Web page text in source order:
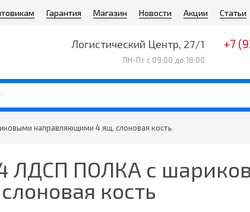
Гарантия Магазин Новости Акции Статьи
Логистический Центр, 27/1
ПН-Пт с 09:00 до 18:00
+7
направляющими 4 ящ. слоновая кость
ЛДСП ПОЛКА с
кость